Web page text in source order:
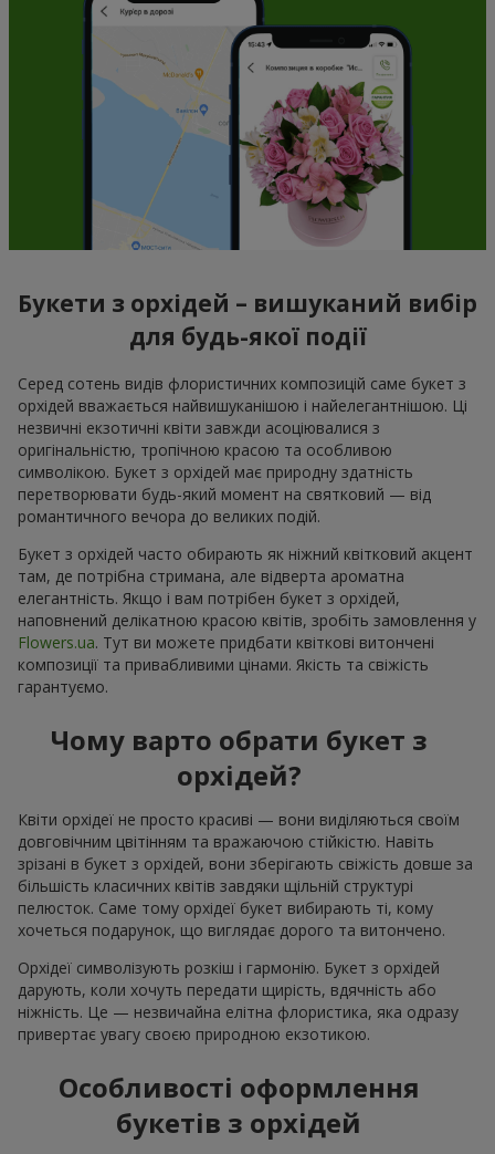
Букети з орхідей – вишуканий вибір
для будь-якої події
Серед сотень видів флористичних композицій саме букет з
орхідей вважається найвишуканішою і найелегантнішою. Ці
незвичні екзотичні квіти завжди асоціювалися з
оригінальністю, тропічною красою та особливою
символікою. Букет з орхідей має природну здатність
перетворювати будь-який момент на святковий — від
романтичного вечора до великих подій.
Букет з орхідей часто обирають як ніжний квітковий акцент
там, де потрібна стримана, але відверта ароматна
елегантність. Якщо і вам потрібен букет з орхідей,
наповнений делікатною красою квітів, зробіть замовлення у
Flowers.ua. Тут ви можете придбати квіткові витончені
композиції та привабливими цінами. Якість та свіжість
гарантуємо.
Чому варто обрати букет з
орхідей?
Квіти орхідеї не просто красиві — вони виділяються своїм
довговічним цвітінням та вражаючою стійкістю. Навіть
зрізані в букет з орхідей, вони зберігають свіжість довше за
більшість класичних квітів завдяки щільній структурі
пелюсток. Саме тому орхідеї букет вибирають ті, кому
хочеться подарунок, що виглядає дорого та витончено.
Орхідеї символізують розкіш і гармонію. Букет з орхідей
дарують, коли хочуть передати щирість, вдячність або
ніжність. Це — незвичайна елітна флористика, яка одразу
привертає увагу своєю природною екзотикою.
Особливості оформлення
букетів з орхідей